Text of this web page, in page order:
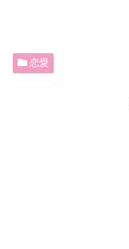
恋愛